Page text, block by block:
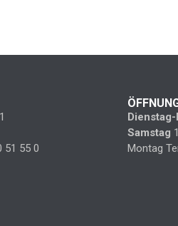
51 55 0
Samstag
Montag